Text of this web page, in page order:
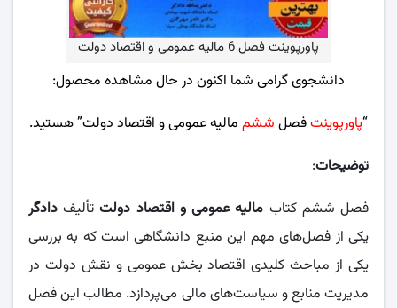
پاورپوینت فصل 6 مالیه عمومی و اقتصاد دولت
دانشجوی گرامی شما اکنون در حال مشاهده محصول:
“پاورپوینتفصل ششم مالیه عمومی و اقتصاد دولت” هستید.
توضیحات:
فصل ششم کتاب مالیه عمومی و اقتصاد دولتتألیف دادگر
یکی از فصل‌های مهم این منبع دانشگاهی است که به بررسی
یکی از مباحث کلیدی اقتصاد بخش عمومی و نقش دولت در
مدیریت منابع و سیاست‌های مالی می‌پردازد. مطالب این فصل